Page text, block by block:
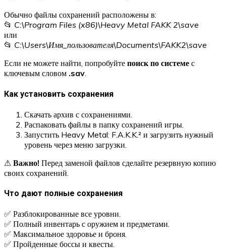
Обычно файлы сохранений расположены в:
📂 C:\Program Files (x86)\Heavy Metal FAKK 2\save
или
📂 C:\Users\Имя_пользователя\Documents\FAKK2\save
Если не можете найти, попробуйте поиск по системе с
ключевым словом .sav.
Как установить сохранения
Скачать архив с сохранениями.
Распаковать файлы в папку сохранений игры.
Запустить Heavy Metal: F.A.K.K.² и загрузить нужный
уровень через меню загрузки.
⚠ Важно! Перед заменой файлов сделайте резервную копию
своих сохранений.
Что дают полные сохранения
✅ Разблокированные все уровни.
✅ Полный инвентарь с оружием и предметами.
✅ Максимальное здоровье и броня.
✅ Пройденные боссы и квесты.